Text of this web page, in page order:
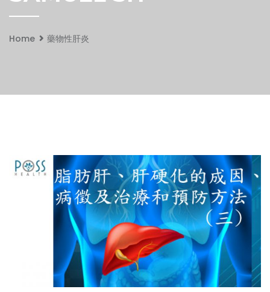
Home 藥物性肝炎